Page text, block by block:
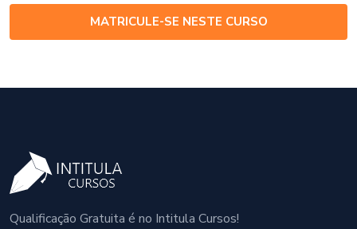
MATRICULE-SE NESTE CURSO
Qualificação Gratuita é no Intitula Cursos!